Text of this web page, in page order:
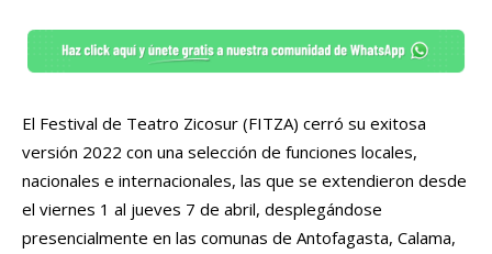
El Festival de Teatro Zicosur (FITZA) cerró su exitosa
versión 2022 con una selección de funciones locales,
nacionales e internacionales, las que se extendieron desde
el viernes 1 al jueves 7 de abril, desplegándose
presencialmente en las comunas de Antofagasta, Calama,